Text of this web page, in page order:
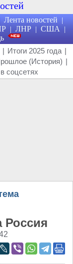
Лента новостей |
| ЛНР | США |
| Итоги 2025 года |
(История) |
соцсетях
Россия